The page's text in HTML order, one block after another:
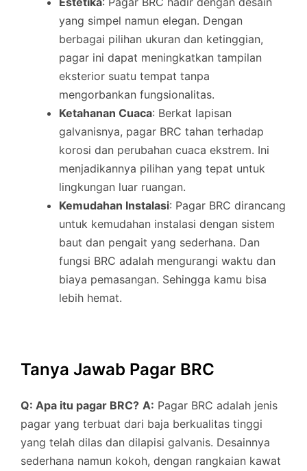
yang simpel namun elegan. Dengan
berbagai pilihan ukuran dan ketinggian,
pagar ini dapat meningkatkan tampilan
eksterior suatu tempat tanpa
mengorbankan fungsionalitas.
Ketahanan Cuaca: Berkat lapisan
galvanisnya, pagar BRC tahan terhadap
korosi dan perubahan cuaca ekstrem. Ini
menjadikannya pilihan yang tepat untuk
lingkungan luar ruangan.
Kemudahan Instalasi: Pagar BRC dirancang
untuk kemudahan instalasi dengan sistem
baut dan pengait yang sederhana. Dan
fungsi BRC adalah mengurangi waktu dan
biaya pemasangan. Sehingga kamu bisa
lebih hemat.
Tanya Jawab Pagar BRC
Q: Apa itu pagar BRC? A: Pagar BRC adalah jenis
pagar yang terbuat dari baja berkualitas tinggi
yang telah dilas dan dilapisi galvanis. Desainnya
sederhana namun kokoh, dengan rangkaian kawat